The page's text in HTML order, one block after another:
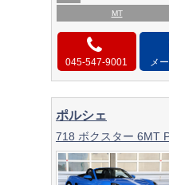
MT
045-547-9001 メ
ポルシェ
718 ボクスター 6MT